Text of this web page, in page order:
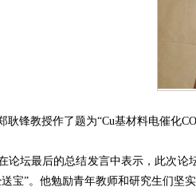
耿锋教授作了题为“Cu基材料电催化
论坛最后的总结发言中表示，此次
宝”。他勉励青年教师和研究生们坚